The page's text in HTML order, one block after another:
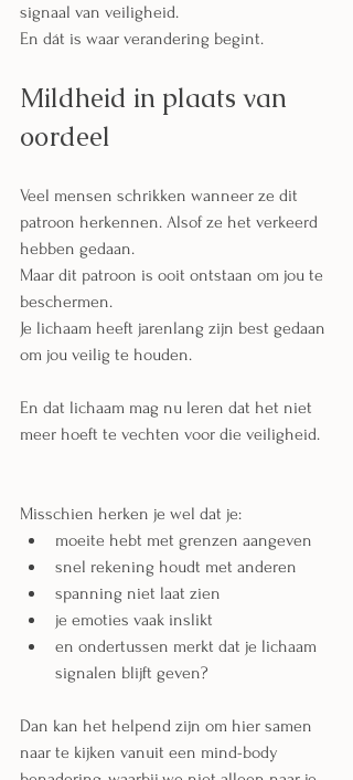
signaal van veiligheid.
En dát is waar verandering begint.
Mildheid in plaats van
oordeel
Veel mensen schrikken wanneer ze dit
patroon herkennen. Alsof ze het verkeerd
hebben gedaan.
Maar dit patroon is ooit ontstaan om jou te
beschermen.
Je lichaam heeft jarenlang zijn best gedaan
om jou veilig te houden.
En dat lichaam mag nu leren dat het niet
meer hoeft te vechten voor die veiligheid.
Misschien herken je wel dat je:
moeite hebt met grenzen aangeven
snel rekening houdt met anderen
spanning niet laat zien
je emoties vaak inslikt
en ondertussen merkt dat je lichaam
signalen blijft geven?
Dan kan het helpend zijn om hier samen
naar te kijken vanuit een mind-body